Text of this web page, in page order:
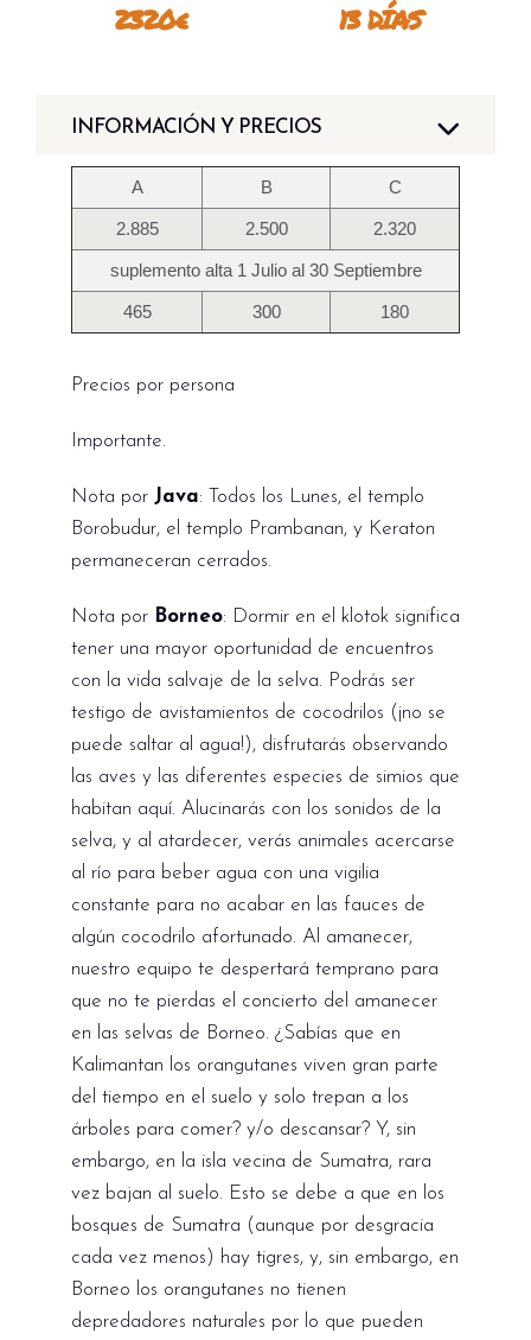
2320€ 13 DÍAS
INFORMACIÓN Y PRECIOS
A B C
2.885 2.500 2.320
suplemento alta 1 Julio al 30 Septiembre
465 300 180
Precios por persona
Importante.
Nota por Java: Todos los Lunes, el templo
Borobudur, el templo Prambanan, y Keraton
permaneceran cerrados.
Nota por Borneo: Dormir en el k lotok significa
tener una mayor oportunidad de encuentros
con la vida salvaje de la selva. Podrás ser
testigo de avistamientos de cocodrilos (¡no se
puede saltar al agua!), disfrutarás observando
las aves y las diferentes especies de simios que
habitan aquí. Alucinarás con los sonidos de la
selva, y al atardecer, verás animales acercarse
al río para beber agua con una vigilia
constante para no acabar en las fauces de
algún cocodrilo afortunado. Al amanecer,
nuestro equipo te despertará temprano para
que no te pierdas el concierto del amanecer
en las selvas de Borneo. ¿Sabías que en
Kalimantan los orangutanes viven gran parte
del tiempo en el suelo y solo trepan a los
árboles para comer? y/o descansar? Y, sin
embargo, en la isla vecina de Sumatra, rara
vez bajan al suelo. Esto se debe a que en los
bosques de Sumatra (aunque por desgracia
cada vez menos) hay tigres, y, sin embargo, en
Borneo los orangutanes no tienen
depredadores naturales por lo que pueden